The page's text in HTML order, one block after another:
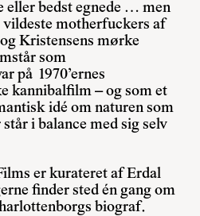
eller bedst egnede … men
vildeste motherfuckers af
Kristensens mørke
som
på 1970’ernes
kannibalfilm – og som et
idé om naturen som
i balance med sig selv
er kurateret af Erdal
finder sted én gang om
biograf.